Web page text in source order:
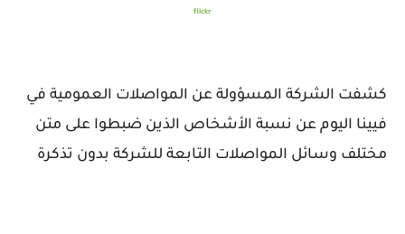
flickr
كشفت الشركة المسؤولة عن المواصلات العمومية في
فيينا اليوم عن نسبة الأشخاص الذين ضبطوا على متن
مختلف وسائل المواصلات التابعة للشركة بدون تذكرة